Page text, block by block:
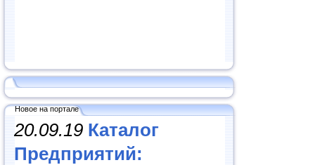
Новое на портале
20.09.19 Каталог
Предприятий: